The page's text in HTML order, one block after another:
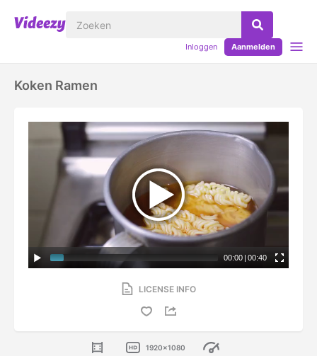
Inloggen Aanmelden
Koken Ramen
00:00 | 00:40
LICENSE INFO
1920x1080